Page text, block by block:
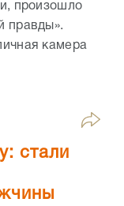
произошло
правды».
камера
стали